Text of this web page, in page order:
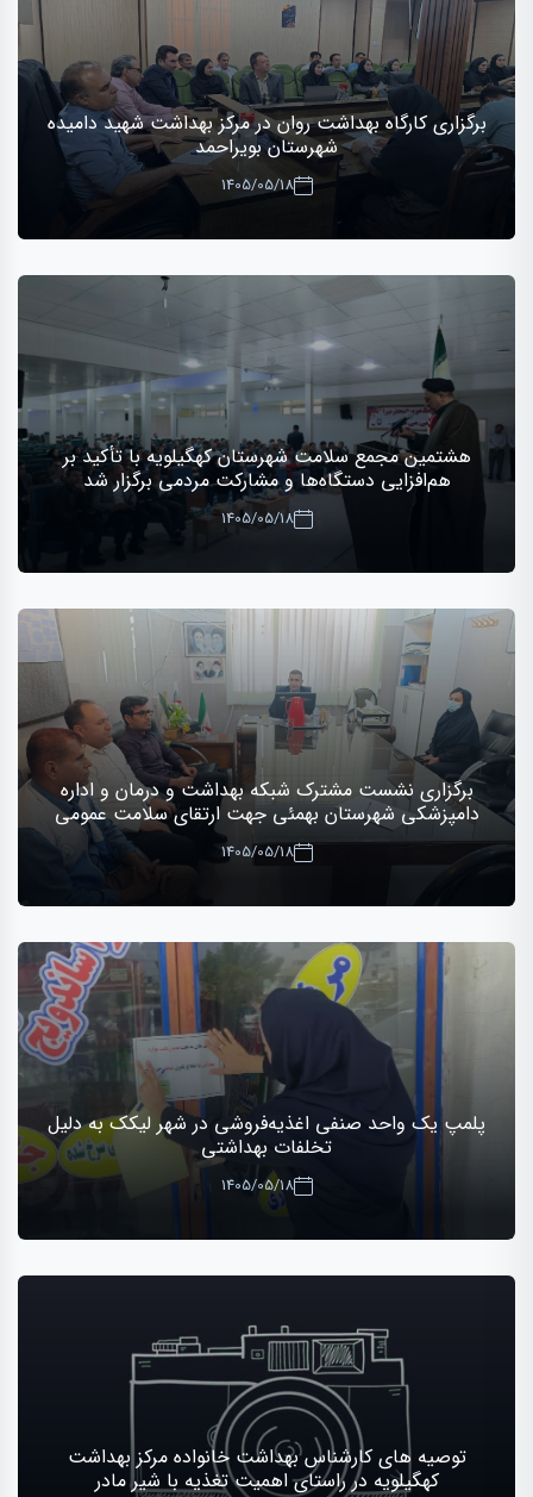
برگزاری کارگاه بهداشت روان در مرکز بهداشت شهید دامیده
شهرستان بویراحمد
1405/05/18
هشتمین مجمع سلامت شهرستان کهگیلویه با تأکید بر
هم‌افزایی دستگاه‌ها و مشارکت مردمی برگزار شد
1405/05/18
برگزاری نشست مشترک شبکه بهداشت و درمان و اداره
دامپزشکی شهرستان بهمئی جهت ارتقای سلامت عمومی
1405/05/18
پلمپ یک واحد صنفی اغذیه‌فروشی در شهر لیکک به دلیل
تخلفات بهداشتی
1405/05/18
توصیه های کارشناس بهداشت خانواده مرکز بهداشت
کهگیلویه در راستای اهمیت تغذیه با شیر مادر